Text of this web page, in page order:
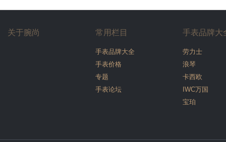
关于腕尚 常用栏目
手表品牌大全
手表价格
专题
手表论坛
手表品牌大
劳力士
浪琴
卡西欧
IWC万国
宝珀